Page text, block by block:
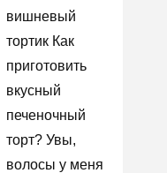
вишневый
тортик Как
приготовить
вкусный
печеночный
торт? Увы,
волосы у меня